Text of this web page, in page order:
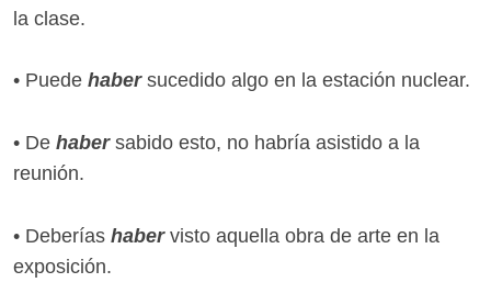
la clase.
• Puede habersucedido algo en la estación nuclear.
• De habersabido esto, no habría asistido a la
reunión.
• Deberías habervisto aquella obra de arte en la
exposición.